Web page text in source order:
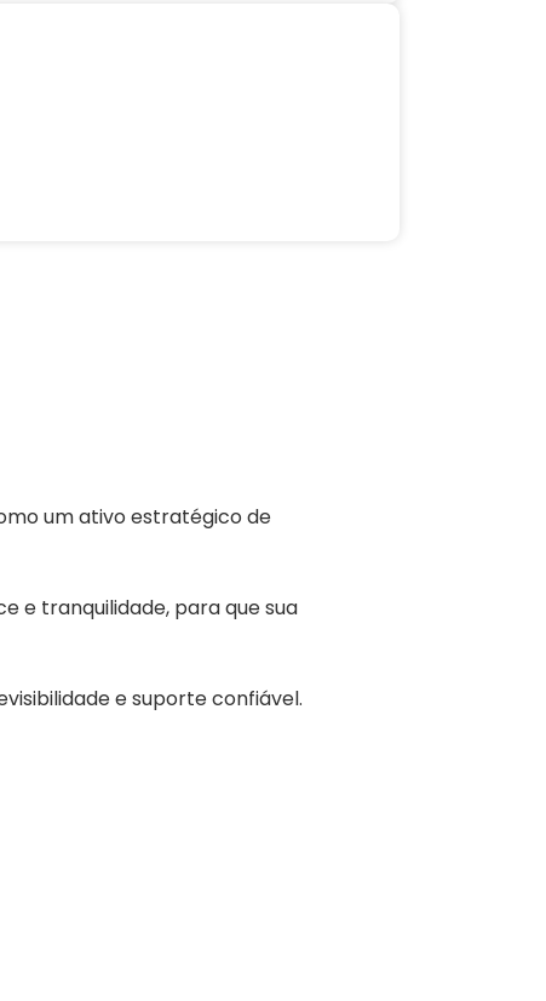
um ativo estratégico de
e tranquilidade, para que sua
e suporte confiável.